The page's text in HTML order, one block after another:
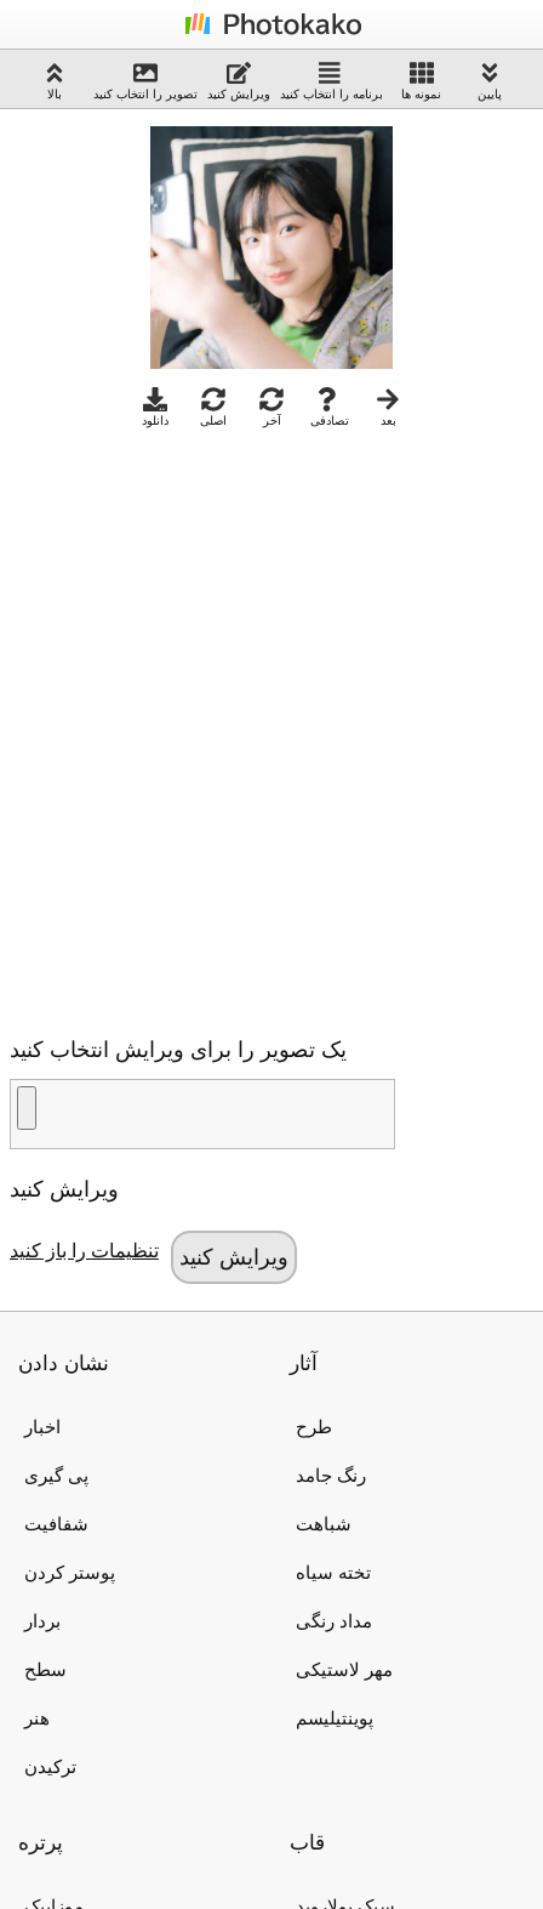
بالا تصویر را انتخاب کنید ویرایش کنید برنامه را انتخاب کنید نمونه ها پایین
دانلود اصلی آخر تصادفی بعد
یک تصویر را برای ویرایش انتخاب کنید
ویرایش کنید
تنظیمات را باز کنید
نشان دادن
اخبار
پی گیری
شفافیت
پوستر کردن
بردار
سطح
هنر
ترکیدن
آثار
طرح
رنگ جامد
شباهت
تخته سیاه
مداد رنگی
مهر لاستیکی
پوینتیلیسم
پرتره قاب